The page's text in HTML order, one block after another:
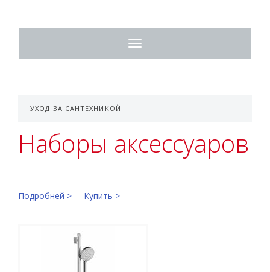
Toggle
navigation
УХОД ЗА САНТЕХНИКОЙ
Наборы аксессуаров
Подробней > Купить >